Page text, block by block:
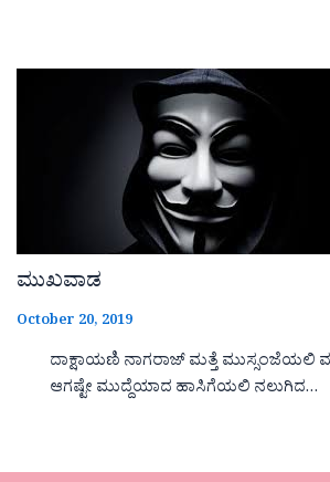
ಮುಖವಾಡ
October 20, 2019
ದಾಕ್ಷಾಯಣಿ ನಾಗರಾಜ್ ಮತ್ತೆ ಮುಸ್ಸಂಜೆಯಲಿ
ಆಗಷ್ಟೇ ಮುದ್ದೆಯಾದ ಹಾಸಿಗೆಯಲಿ ನಲುಗಿದ…